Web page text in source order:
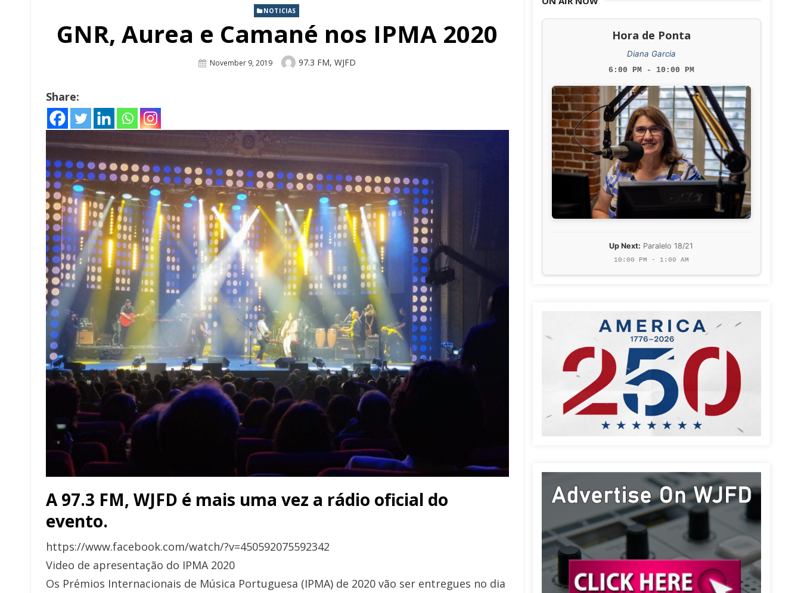
NOTICIAS
GNR, Aurea e Camané nos IPMA 2020
Posted
November 9, 2019 Author
97.3 FM, WJFD
Share:
A 97.3 FM, WJFD é mais uma vez a rádio oficial do
evento.
https://www.facebook.com/watch/?v=450592075592342
Video de apresentação do IPMA 2020
Os Prémios Internacionais de Música Portuguesa (IPMA) de 2020 vão ser entregues no dia
Hora de Ponta
Diana Garcia
6:00 PM - 10:00 PM
Up Next: Paralelo 18/21
10:00 PM - 1:00 AM